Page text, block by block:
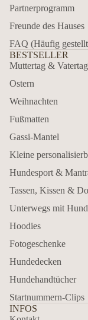
Partnerprogramm
Freunde des Hauses
FAQ (Häufig
BESTSELLER
Muttertag & Vatertag
Ostern
Weihnachten
Fußmatten
Gassi-Mantel
Kleine
Hundesport &
Tassen, Kissen &
Unterwegs mit Hund
Hoodies
Fotogeschenke
Hundedecken
Hundehandtücher
Startnummern-Clips
INFOS